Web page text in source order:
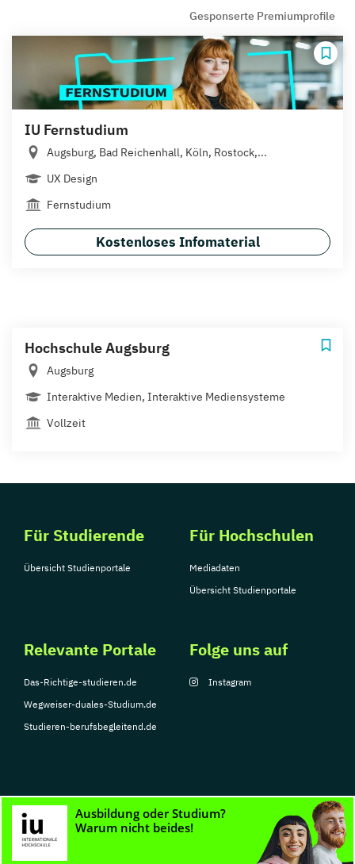
Gesponserte Premiumprofile
IU Fernstudium
Augsburg, Bad Reichenhall, Köln, Rostock,...
UX Design
Fernstudium
Kostenloses Infomaterial
Hochschule Augsburg
Augsburg
Interaktive Medien, Interaktive Mediensysteme
Vollzeit
Für Studierende
Übersicht Studienportale
Für Hochschulen
Mediadaten
Übersicht Studienportale
Relevante Portale
Das-Richtige-studieren.de
Wegweiser-duales-Studium.de
Studieren-berufsbegleitend.de
Folge uns auf
Instagram
© Copyright 2026, TarGroup Media GmbH
Nutzungsbedingungen